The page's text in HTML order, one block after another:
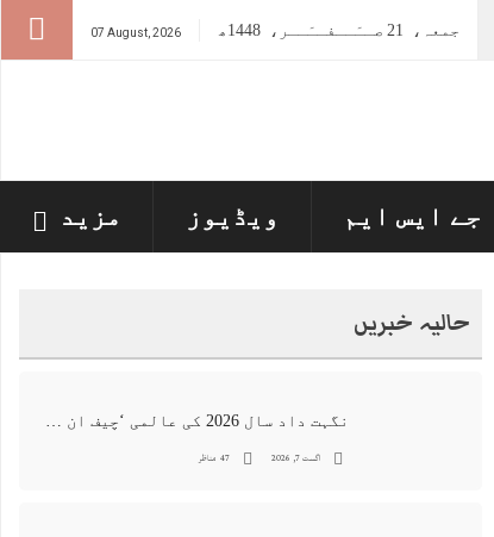
07 August, 2026 جمعہ، 21 صــَــفــَــر، 1448ھ
جے ایس ایم ویڈیوز مزید
حالیہ خبریں
نگہت داد سال 2026 کی عالمی ‘چیف ان اے آئی 100’ فہرست میں شامل
اگست 7, 2026 47 مناظر